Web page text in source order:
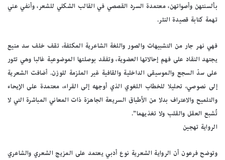
بألسنتهن وأصواتهن، معتمدة السرد القصصي في القالب الشكلي للشعر، وأنفي عني
تهمة كتابة قصيدة النثر.
فهي نهر جار من التشبيهات والصور واللغة الشاعرية المكثفة، تقف خلف سد منيع
يجتهد النقاد على فهم إحالاتها العضوية، وتفقد بوصلتها الموضوعية غالبا وهي تثور
على سدّ السجع والموسيقى الداخلية والقافية غير الملزمة للوزن. أضافت الشعرية
إلى نصوصي، تحليلا للخطاب اللغوي الذي أوجهه إلى القراء، معتمدة على الإيحاء
والتلميح والاعتراف بدلا من الأطباق السريعة الجاهزة ذات المعاني المباشرة التي لا
تُشبع العقل والقلب ولا تغذيهما”.
الرواية تهجين
وتوضح فرعون أن الرواية الشعرية نوع أدبي يعتمد على المزيج الشعري والشاعري